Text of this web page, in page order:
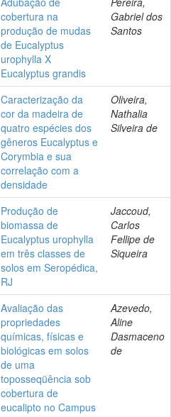
cobertura na
produção de mudas
de Eucalyptus
urophylla X
Eucalyptus grandis
Gabriel dos
Santos
Caracterização da
cor da madeira de
quatro espécies dos
gêneros Eucalyptus e
Corymbia e sua
correlação com a
densidade
Oliveira,
Nathalia
Silveira de
Produção de
biomassa de
Eucalyptus urophylla
em três classes de
solos em Seropédica,
RJ
Jaccoud,
Carlos
Fellipe de
Siqueira
Avaliação das
propriedades
químicas, físicas e
biológicas em solos
de uma
toposseqüência sob
cobertura de
eucalipto no Campus
Azevedo,
Aline
Dasmaceno
de